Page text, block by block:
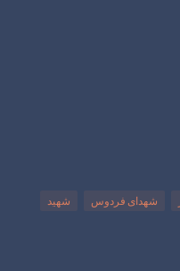
شهدای فردوس شهید